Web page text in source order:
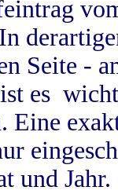
Seite -
es
Eine
und Jahr.